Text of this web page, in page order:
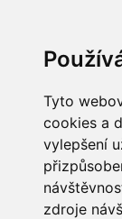
Tyto
cookies a
vylepšení
zdroje